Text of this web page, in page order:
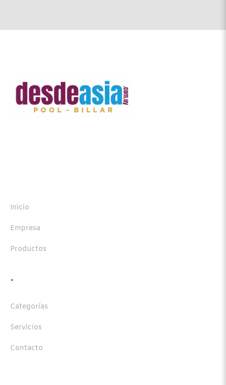
Inicio
Empresa
Productos
.
Categorías
Servicios
Contacto